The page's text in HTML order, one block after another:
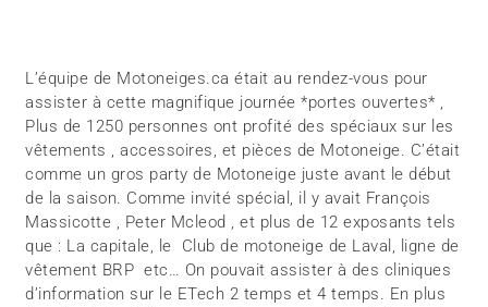
L’équipe de Motoneiges.ca était au rendez-vous pour
assister à cette magnifique journée *portes ouvertes* ,
Plus de 1250 personnes ont profité des spéciaux sur les
vêtements , accessoires, et pièces de Motoneige. C’était
comme un gros party de Motoneige juste avant le début
de la saison. Comme invité spécial, il y avait François
Massicotte , Peter Mcleod , et plus de 12 exposants tels
que : La capitale, le Club de motoneige de Laval, ligne de
vêtement BRP etc… On pouvait assister à des cliniques
d’information sur le ETech 2 temps et 4 temps. En plus